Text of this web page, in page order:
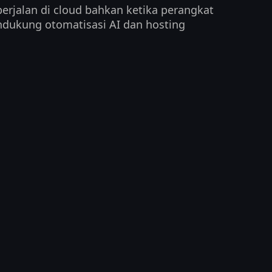
di cloud bahkan ketika perangkat
otomatisasi AI dan hosting